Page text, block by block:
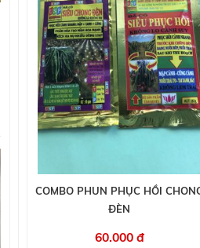
COMBO PHUN PHỤC HỒI
ĐÈN
60.000 đ